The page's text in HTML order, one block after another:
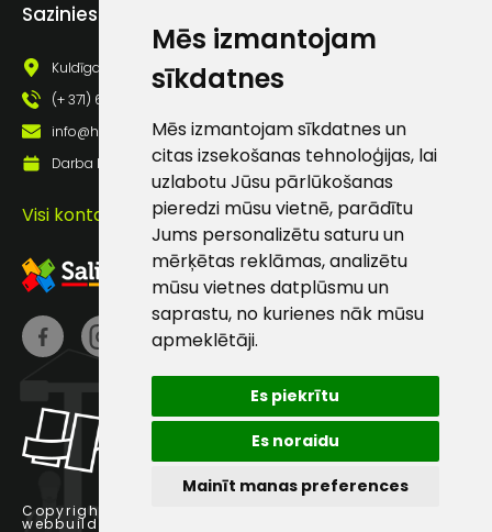
Mēs izmantojam
sīkdatnes
Mēs izmantojam sīkdatnes un
citas izsekošanas tehnoloģijas, lai
uzlabotu Jūsu pārlūkošanas
pieredzi mūsu vietnē, parādītu
Jums personalizētu saturu un
mērķētas reklāmas, analizētu
mūsu vietnes datplūsmu un
saprastu, no kurienes nāk mūsu
apmeklētāji.
Es piekrītu
Es noraidu
Mainīt manas preferences
Copyright © 2025 Hards SIA.
webbuilding.lv
Sazinies ar mums
Kuldīgas iela 69a, Saldus, Saldus nov., LV - 3801
(+ 371) 63 881 186
info@hards.lv
Darba laiks: Darbadienās: 8:00 - 17:00
Visi kontakti
pastā
Sūtīt ziņojumu
Klientu
atbalsts
Darbdienās:
(+371) 63 881
186
info@hards.lv